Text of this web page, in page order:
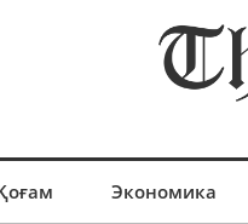
Экономика